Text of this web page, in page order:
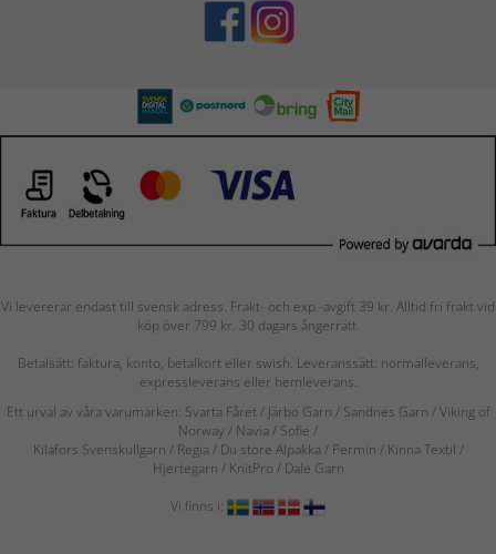
Vi levererar endast till svensk adress. Frakt- och exp.-avgift 39 kr. Alltid fri frakt vid
köp över 799 kr. 30 dagars ångerrätt.
Betalsätt: faktura, konto, betalkort eller swish. Leveranssätt: normalleverans,
expressleverans eller hemleverans.
Ett urval av våra varumärken: Svarta Fåret / Järbo Garn / Sandnes Garn / Viking of
Norway / Navia/ Sofie /
Kilafors Svenskullgarn / Regia / Du store Alpakka / Permin / Kinna Textil /
Hjertegarn / KnitPro / Dale Garn
Vi finns i: